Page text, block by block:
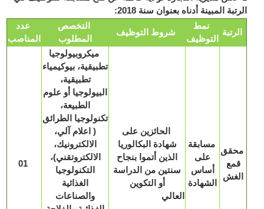
المبينة أدناه بعنوان سنة 2018:
عدد
المناصب
التخصص
المطلوب
شروط التوظيف
التوظيف
01
ميكروبيولوجيا
تطبيقية، بيوكيمياء
تطبيقية،
البيولوجيا أو علوم
الطبيعة،
تكنولوجيا الطرائق
( اعلام آلي،
الالكترونيك،
الالكتروتقني)،
التكنولوجيا
والصناعات
الحائزين على
شهادة البكالوريا
الذين أتموا بنجاح
سنتين من الدراسة
أو التكوين
العالي
مسابقة
على
أساس
الشهادة